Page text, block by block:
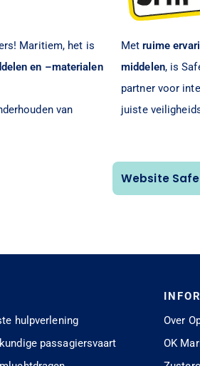
Maritiem, het is
en –materialen
van
Metruime
middelen, is
partner voor
juiste
Website
hulpverlening
passagiersvaart
Over
OK